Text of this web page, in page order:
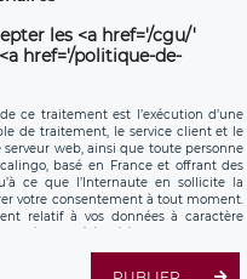
les <a href='/cgu/'
href='/politique-de-
ce traitement est l’exécution d’une
de traitement, le service client et le
web, ainsi que toute personne
basé en France et offrant des
ce que l’Internaute en sollicite la
votre consentement à tout moment.
relatif à vos données à caractère
du délégué à la protection des
à l’adresse mail suivante :
Léopold Sédar Senghor, joignable à